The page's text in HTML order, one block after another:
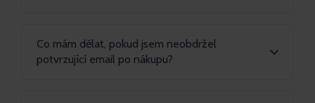
Co mám dělat, pokud jsem neobdržel
potvrzující email po nákupu?